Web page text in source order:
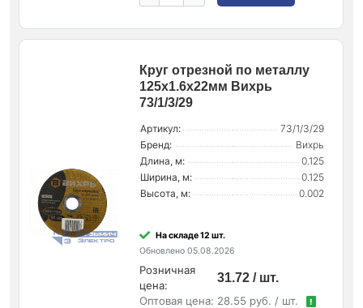
Круг отрезной по металлу
125х1.6х22мм Вихрь
73/1/3/29
Артикул:
73/1/3/29
Бренд:
Вихрь
Длина, м:
0.125
Ширина, м:
0.125
Высота, м:
0.002
На складе 12 шт.
Обновлено 05.08.2026
Розничная
цена:
31.72 / шт.
Оптовая цена: 28.55 руб. / шт. !